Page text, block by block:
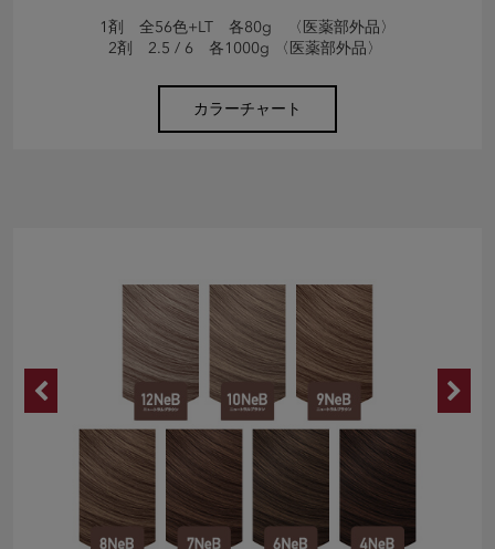
1剤 全56色+LT 各80g 〈医薬部外品〉
2剤 2.5 / 6 各1000g 〈医薬部外品〉
カラーチャート